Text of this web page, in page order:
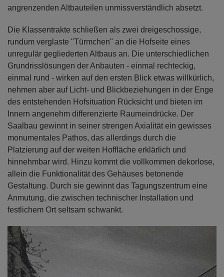
angrenzenden Altbauteilen unmissverständlich absetzt.
Die Klassentrakte schließen als zwei dreigeschossige,
rundum verglaste "Türmchen" an die Hofseite eines
unregulär gegliederten Altbaus an. Die unterschiedlichen
Grundrisslösungen der Anbauten - einmal rechteckig,
einmal rund - wirken auf den ersten Blick etwas willkürlich,
nehmen aber auf Licht- und Blickbeziehungen in der Enge
des entstehenden Hofsituation Rücksicht und bieten im
Innern angenehm differenzierte Raumeindrücke. Der
Saalbau gewinnt in seiner strengen Axialität ein gewisses
monumentales Pathos, das allerdings durch die
Platzierung auf der weiten Hoffläche erklärlich und
hinnehmbar wird. Hinzu kommt die vollkommen dekorlose,
allein die Funktionalität des Gehäuses betonende
Gestaltung. Durch sie gewinnt das Tagungszentrum eine
Anmutung, die zwischen technischer Installation und
festlichem Ort seltsam schwankt.